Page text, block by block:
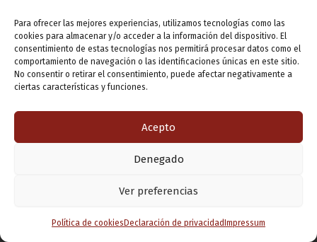
Para ofrecer las mejores experiencias, utilizamos tecnologías como las
cookies para almacenar y/o acceder a la información del dispositivo. El
consentimiento de estas tecnologías nos permitirá procesar datos como el
comportamiento de navegación o las identificaciones únicas en este sitio.
No consentir o retirar el consentimiento, puede afectar negativamente a
ciertas características y funciones.
Acepto
Denegado
Ver preferencias
Política de cookies Declaración de privacidad Impressum
Copyright © 2026 Valladolid en su titna